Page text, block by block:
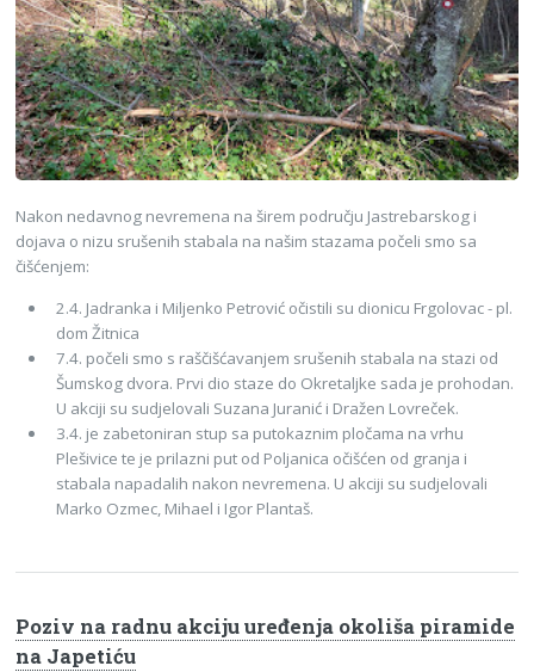
Nakon nedavnog nevremena na širem području Jastrebarskog i
dojava o nizu srušenih stabala na našim stazama počeli smo sa
čišćenjem:
2.4. Jadranka i Miljenko Petrović očistili su dionicu Frgolovac - pl.
dom Žitnica
7.4. počeli smo s raščišćavanjem srušenih stabala na stazi od
Šumskog dvora. Prvi dio staze do Okretaljke sada je prohodan.
U akciji su sudjelovali Suzana Juranić i Dražen Lovreček.
3.4. je zabetoniran stup sa putokaznim pločama na vrhu
Plešivice te je prilazni put od Poljanica očišćen od granja i
stabala napadalih nakon nevremena. U akciji su sudjelovali
Marko Ozmec, Mihael i Igor Plantaš.
Poziv na radnu akciju uređenja okoliša piramide
na Japetiću